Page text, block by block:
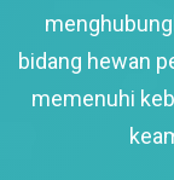
bidang hewan
memenuhi